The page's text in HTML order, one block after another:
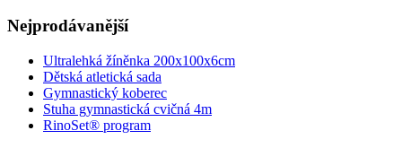
Nejprodávanější
Ultralehká žíněnka 200x100x6cm
Dětská atletická sada
Gymnastický koberec
Stuha gymnastická cvičná 4m
RinoSet® program